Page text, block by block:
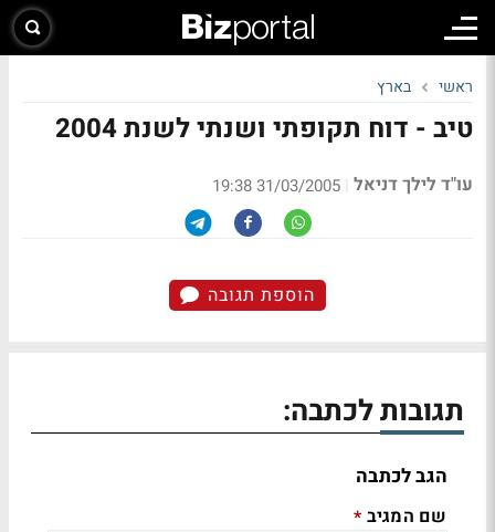
ראשי בארץ
טיב - דוח תקופתי ושנתי לשנת 2004
עו"ד לילך דניאל |
31/03/2005 19:38
הוספת תגובה
תגובות לכתבה:
הגב לכתבה
שם המגיב *